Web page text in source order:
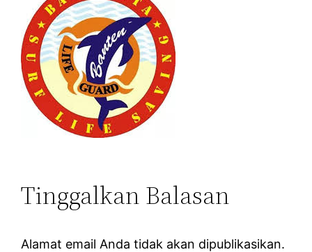
Tinggalkan Balasan
Alamat email Anda tidak akan dipublikasikan.